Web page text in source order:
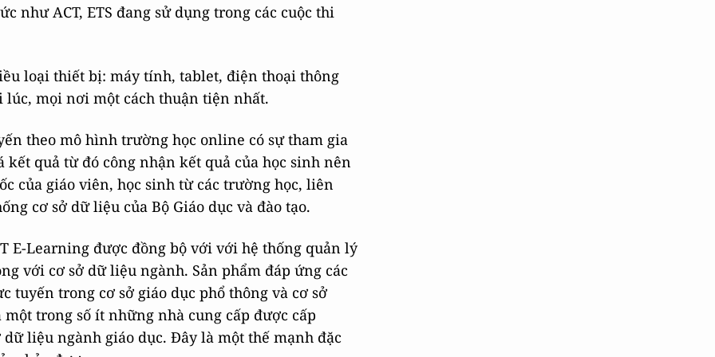
như ACT, ETS đang sử dụng trong các cuộc thi
loại thiết bị: máy tính, tablet, điện thoại thông
lúc, mọi nơi một cách thuận tiện nhất.
theo mô hình trường học online có sự tham gia
quả từ đó công nhận kết quả của học sinh nên
của giáo viên, học sinh từ các trường học, liên
cơ sở dữ liệu của Bộ Giáo dục và đào tạo.
E-Learning được đồng bộ với với hệ thống quản lý
với cơ sở dữ liệu ngành. Sản phẩm đáp ứng các
tuyến trong cơ sở giáo dục phổ thông và cơ sở
trong số ít những nhà cung cấp được cấp
liệu ngành giáo dục. Đây là một thế mạnh đặc